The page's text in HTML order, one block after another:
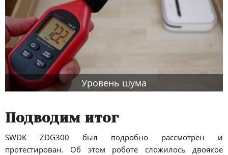
Уровень шума
Подводим итог
SWDK ZDG300 был подробно рассмотрен и
протестирован. Об этом роботе сложилось двоякое